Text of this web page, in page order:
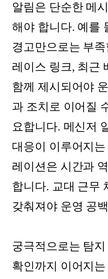
알림은 단순한 메
해야 합니다. 예를
경고만으로는 부
레이스 링크, 최근
함께 제시되어야
과 조치로 이어질
요합니다. 메신저
대응이 이루어지
레이션은 시간과
합니다. 교대 근무
갖춰져야 운영 공
궁극적으로는 탐
확인까지 이어지